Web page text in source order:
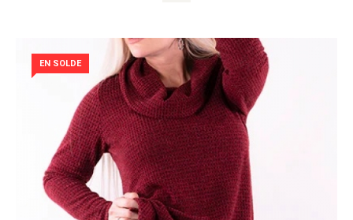
EN SOLDE